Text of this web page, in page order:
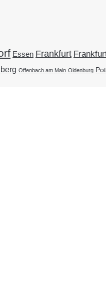
Essen Frankfurt
Offenbach am Main Oldenburg